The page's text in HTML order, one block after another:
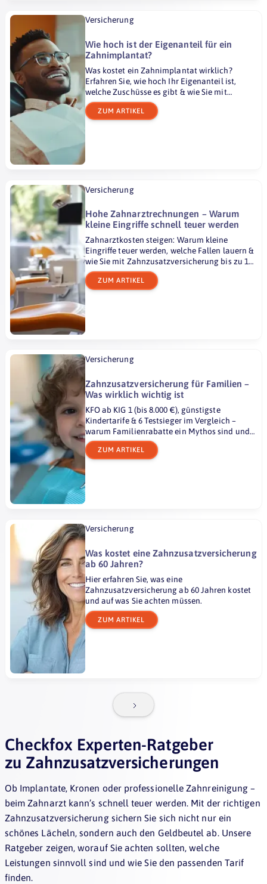
Versicherung
Wie hoch ist der Eigenanteil für ein
Zahnimplantat?
Was kostet ein Zahnimplantat wirklich?
Erfahren Sie, wie hoch Ihr Eigenanteil ist,
welche Zuschüsse es gibt & wie Sie mit
Versicherung sparen können.
ZUM ARTIKEL
Versicherung
Hohe Zahnarztrechnungen – Warum
kleine Eingriffe schnell teuer werden
Zahnarztkosten steigen: Warum kleine
Eingriffe teuer werden, welche Fallen lauern &
wie Sie mit Zahnzusatzversicherung bis zu 100
% sparen.
ZUM ARTIKEL
Versicherung
Zahnzusatzversicherung für Familien –
Was wirklich wichtig ist
KFO ab KIG 1 (bis 8.000 €), günstigste
Kindertarife & 6 Testsieger im Vergleich –
warum Familienrabatte ein Mythos sind und
welche Tarife wirklich helfen.
ZUM ARTIKEL
Versicherung
Was kostet eine Zahnzusatzversicherung
ab 60 Jahren?
Hier erfahren Sie, was eine
Zahnzusatzversicherung ab 60 Jahren kostet
und auf was Sie achten müssen.
ZUM ARTIKEL
Checkfox Experten-Ratgeber
zu Zahnzusatzversicherungen
Ob Implantate, Kronen oder professionelle Zahnreinigung –
beim Zahnarzt kann’s schnell teuer werden. Mit der richtigen
Zahnzusatzversicherung sichern Sie sich nicht nur ein
schönes Lächeln, sondern auch den Geldbeutel ab. Unsere
Ratgeber zeigen, worauf Sie achten sollten, welche
Leistungen sinnvoll sind und wie Sie den passenden Tarif
finden.